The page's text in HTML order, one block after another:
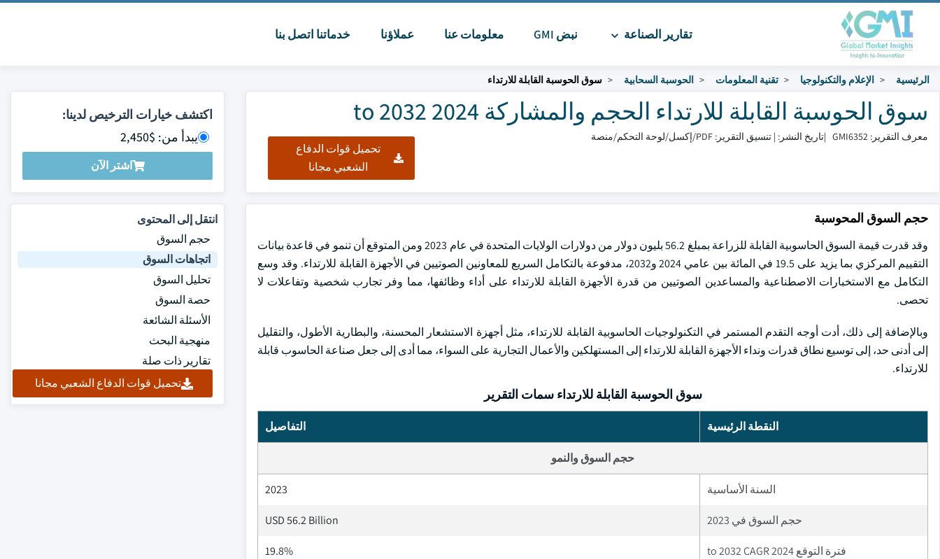
تقارير الصناعة نبض GMI معلومات عنا عملاؤنا خدماتنا اتصل بنا
الرئيسية الإعلام والتكنولوجيا تقنية المعلومات الحوسبة السحابية سوق الحوسبة القابلة للارتداء
سوق الحوسبة القابلة للارتداء الحجم والمشاركة 2024 to 2032
معرف التقرير: GMI6352 |تاريخ النشر: | تنسيق التقرير: PDF/إكسل/لوحة التحكم/منصة
تحميل قوات الدفاع
الشعبي مجانا
اكتشف خيارات الترخيص لدينا:
يبدأ من: $2,450
اشتر الآن
حجم السوق المحوسبة
وقد قدرت قيمة السوق الحاسوبية القابلة للزراعة بمبلغ 56.2 بليون دولار من دولارات الولايات المتحدة في عام 2023 ومن المتوقع أن تنمو في قاعدة بيانات
التقييم المركزي بما يزيد على 19.5 في المائة بين عامي 2024 و2032، مدفوعة بالتكامل السريع للمعاونين الصوتيين في الأجهزة القابلة للارتداء. وقد وسع
التكامل مع الاستخبارات الاصطناعية والمساعدين الصوتيين من قدرة الأجهزة القابلة للارتداء على أداء وظائفها، مما وفر تجارب شخصية وتفاعلات لا
تحصى.
وبالإضافة إلى ذلك، أدت أوجه التقدم المستمر في التكنولوجيات الحاسوبية القابلة للارتداء، مثل أجهزة الاستشعار المحسنة، والبطارية الأطول، والتقليل
إلى أدنى حد، إلى توسيع نطاق قدرات ونداء الأجهزة القابلة للارتداء إلى المستهلكين والأعمال التجارية على السواء، مما أدى إلى جعل صناعة الحاسوب قابلة
للارتداء.
سوق الحوسبة القابلة للارتداء سمات التقرير
النقطة الرئيسية التفاصيل
حجم السوق والنمو
السنة الأساسية 2023
حجم السوق في 2023 USD 56.2 Billion
فترة التوقع 2024 to 2032 CAGR 19.8%
انتقل إلى المحتوى
حجم السوق
اتجاهات السوق
تحليل السوق
حصة السوق
الأسئلة الشائعة
منهجية البحث
تقارير ذات صلة
تحميل قوات الدفاع الشعبي مجانا